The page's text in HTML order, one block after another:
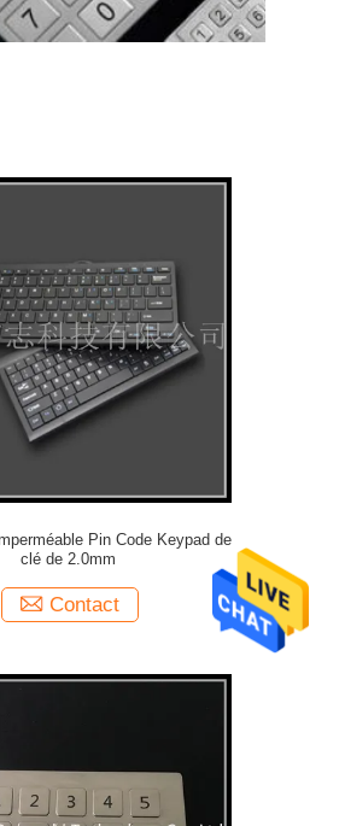
Pin Code Keypad de
clé de 2.0mm
Contact